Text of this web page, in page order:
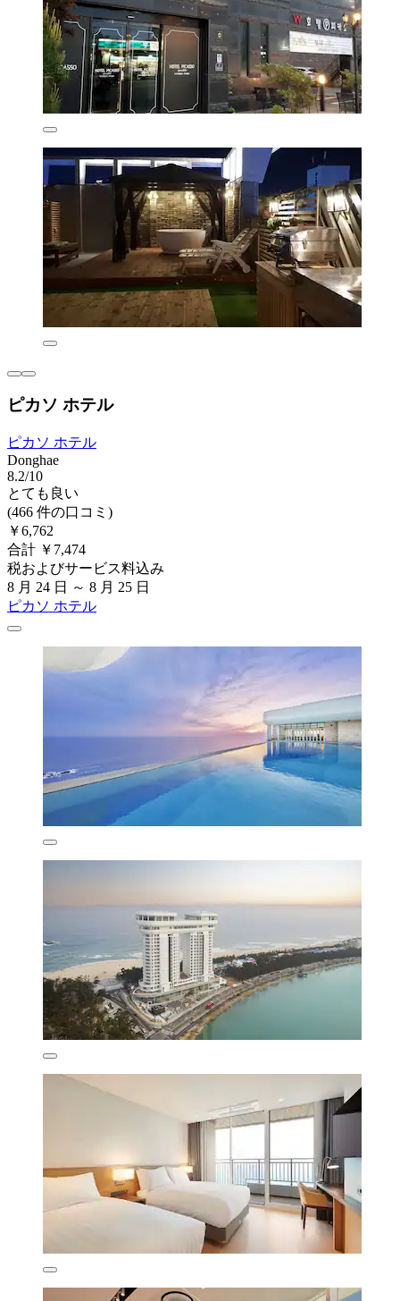
ピカソ ホテル
ピカソ ホテル
Donghae
8.2/10
とても良い
(466 件の口コミ)
￥6,762
合計 ￥7,474
税およびサービス料込み
8 月 24 日 ～ 8 月 25 日
ピカソ ホテル